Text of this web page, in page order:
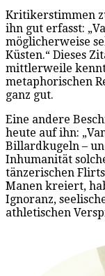
Kritikerstimmen
ihn gut erfasst:
möglicherweise
Küsten.“ Dieses
mittlerweile kennt
metaphorischen
ganz gut.
Eine andere
heute auf ihn:
Billardkugeln –
Inhumanität
tänzerischen
Manen kreiert,
Ignoranz,
athletischen